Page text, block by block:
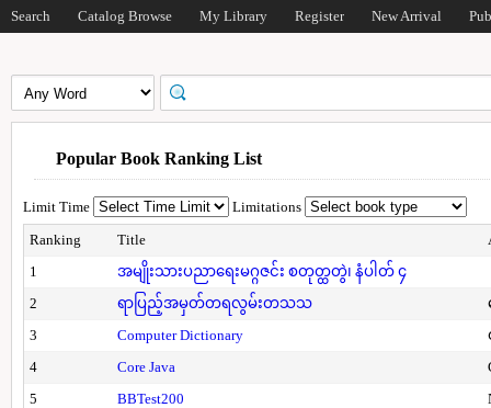
Search Catalog Browse My Library Register New Arrival
Popular Book Ranking List
Limit Time
Limitations
Ranking
Title
1
အမျိုးသားပညာရေးမဂ္ဂဇင်း စတုတ္ထတွဲ၊ နံပါတ် ၄
2
ရာပြည့်အမှတ်တရလွမ်းတသသ
3
Computer Dictionary
4
Core Java
5
BBTest200